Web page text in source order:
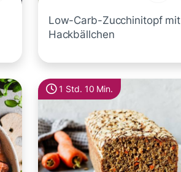
Low-Carb-Zucchinitopf mit
Hackbällchen
1 Std. 10 Min.